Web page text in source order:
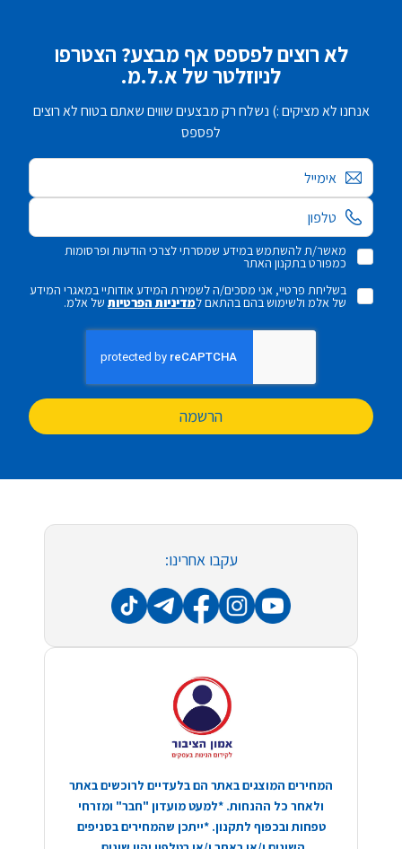
לא רוצים לפספס אף מבצע? הצטרפו
לניוזלטר של א.ל.מ.
אנחנו לא מציקים :) נשלח רק מבצעים שווים שאתם בטוח לא רוצים
לפספס
אימייל
מאשר/ת להשתמש במידע שמסרתי לצרכי הודעות ופרסומות
כמפורט בתקנון האתר
בשליחת פרטיי, אני מסכים/ה לשמירת המידע אודותיי במאגרי המידע
של אלמ ולשימוש בהם בהתאם למדיניות הפרטיותשל אלמ.
הרשמה
עקבו אחרינו:
המחירים המוצגים באתר הם בלעדיים לרוכשים באתר
ולאחר כל ההנחות. *למעט מועדון "חבר" ומזרחי
טפחות ובכפוף לתקנון. *ייתכן שהמחירים בסניפים